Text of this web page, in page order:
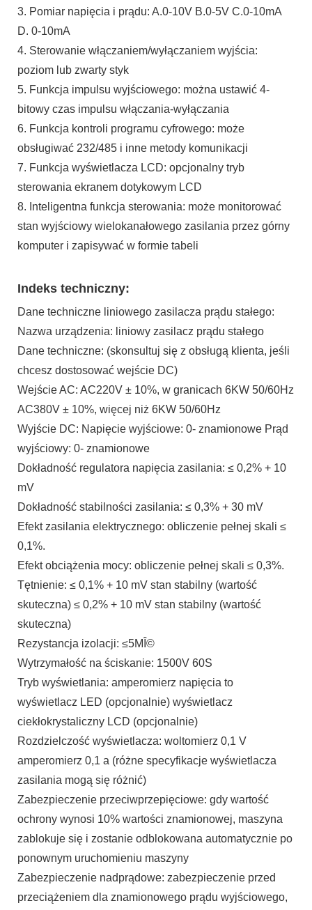
3. Pomiar napięcia i prądu: A.0-10V B.0-5V C.0-10mA
D. 0-10mA
4. Sterowanie włączaniem/wyłączaniem wyjścia:
poziom lub zwarty styk
5. Funkcja impulsu wyjściowego: można ustawić 4-
bitowy czas impulsu włączania-wyłączania
6. Funkcja kontroli programu cyfrowego: może
obsługiwać 232/485 i inne metody komunikacji
7. Funkcja wyświetlacza LCD: opcjonalny tryb
sterowania ekranem dotykowym LCD
8. Inteligentna funkcja sterowania: może monitorować
stan wyjściowy wielokanałowego zasilania przez górny
komputer i zapisywać w formie tabeli
Indeks techniczny:
Dane techniczne liniowego zasilacza prądu stałego:
Nazwa urządzenia: liniowy zasilacz prądu stałego
Dane techniczne: (skonsultuj się z obsługą klienta, jeśli
chcesz dostosować wejście DC)
Wejście AC: AC220V ± 10%, w granicach 6KW 50/60Hz
AC380V ± 10%, więcej niż 6KW 50/60Hz
Wyjście DC: Napięcie wyjściowe: 0- znamionowe Prąd
wyjściowy: 0- znamionowe
Dokładność regulatora napięcia zasilania: ≤ 0,2% + 10
mV
Dokładność stabilności zasilania: ≤ 0,3% + 30 mV
Efekt zasilania elektrycznego: obliczenie pełnej skali ≤
0,1%.
Efekt obciążenia mocy: obliczenie pełnej skali ≤ 0,3%.
Tętnienie: ≤ 0,1% + 10 mV stan stabilny (wartość
skuteczna) ≤ 0,2% + 10 mV stan stabilny (wartość
skuteczna)
Rezystancja izolacji: ≤5MÎ©
Wytrzymałość na ściskanie: 1500V 60S
Tryb wyświetlania: amperomierz napięcia to
wyświetlacz LED (opcjonalnie) wyświetlacz
ciekłokrystaliczny LCD (opcjonalnie)
Rozdzielczość wyświetlacza: woltomierz 0,1 V
amperomierz 0,1 a (różne specyfikacje wyświetlacza
zasilania mogą się różnić)
Zabezpieczenie przeciwprzepięciowe: gdy wartość
ochrony wynosi 10% wartości znamionowej, maszyna
zablokuje się i zostanie odblokowana automatycznie po
ponownym uruchomieniu maszyny
Zabezpieczenie nadprądowe: zabezpieczenie przed
przeciążeniem dla znamionowego prądu wyjściowego,